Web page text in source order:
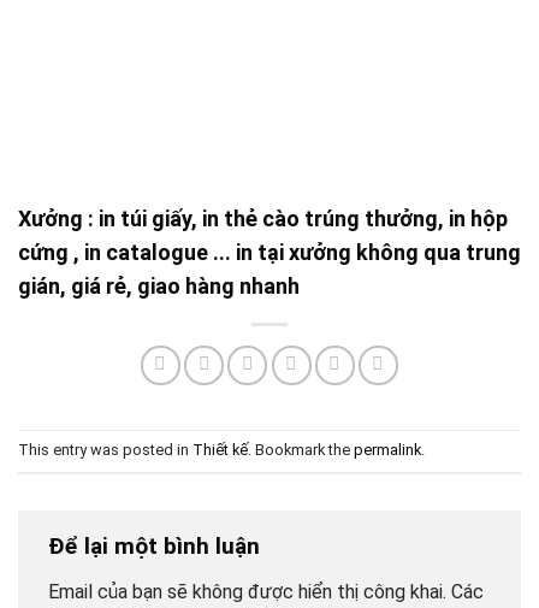
Xưởng : in túi giấy, in thẻ cào trúng thưởng, in hộp
cứng , in catalogue ... in tại xưởng không qua trung
gián, giá rẻ, giao hàng nhanh
This entry was posted in Thiết kế. Bookmark the permalink.
Để lại một bình luận
Email của bạn sẽ không được hiển thị công khai. Các